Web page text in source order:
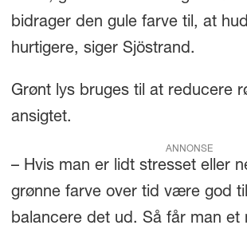
bidrager den gule farve til, at
hurtigere, siger Sjöstrand.
Grønt lys bruges til at reducere
ansigtet.
ANNONSE
– Hvis man er lidt stresset eller
grønne farve over tid være god
balancere det ud. Så får man et